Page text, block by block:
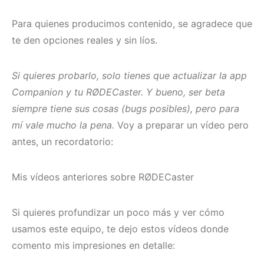
Para quienes producimos contenido, se agradece que
te den opciones reales y sin líos.
Si quieres probarlo, solo tienes que actualizar la app
Companion y tu RØDECaster. Y bueno, ser beta
siempre tiene sus cosas (bugs posibles), pero para
mí vale mucho la pena. Voy a preparar un vídeo pero
antes, un recordatorio:
Mis vídeos anteriores sobre RØDECaster
Si quieres profundizar un poco más y ver cómo
usamos este equipo, te dejo estos vídeos donde
comento mis impresiones en detalle: